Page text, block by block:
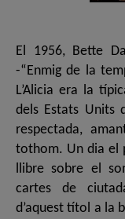
El 1956, Bette
-“Enmig de la
L’Alicia era la
dels Estats Units
respectada,
tothom. Un dia el
llibre sobre el
cartes de
d’aquest títol a la